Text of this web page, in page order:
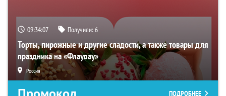
09:34:06 Получили:6
Торты, пирожные и другие сладости, а также товары для
праздника на «Флаувау»
Россия
ПОДРОБНЕЕ